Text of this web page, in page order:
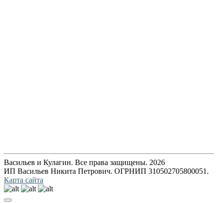
Васильев и Кулагин. Все права защищены. 2026
ИП Васильев Никита Петрович. ОГРНИП 310502705800051.
Карта сайта